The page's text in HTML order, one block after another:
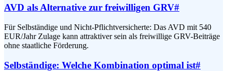
AVD als Alternative zur freiwilligen GRV#
Für Selbständige und Nicht-Pflichtversicherte: Das AVD mit 540
EUR/Jahr Zulage kann attraktiver sein als freiwillige GRV-Beiträge
ohne staatliche Förderung.
Selbständige: Welche Kombination optimal ist#